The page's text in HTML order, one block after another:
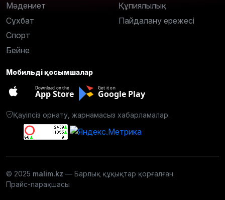
Мәдениет
Сұхбат
Спорт
Бейне
Құпиялылық
Пайдалану ережесі
Мобильді қосымшалар
Download on the
App Store
Get it on
Google Play
Қауіпсіз орнату, жарнамасыз хабарламалар.
© 2025 malim.kz — Барлық құқықтар қорғалған.
Прайс-парақшасы